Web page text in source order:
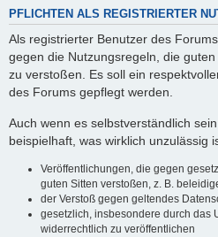
PFLICHTEN ALS REGISTRIERTER
Als registrierter Benutzer des
gegen die Nutzungsregeln, die
zu verstoßen. Es soll ein
des Forums gepflegt werden.
Auch wenn es selbstverständlich
beispielhaft, was wirklich unzulässig
Veröffentlichungen, die gegen
guten Sitten verstoßen, z. B.
der Verstoß gegen geltendes
gesetzlich, insbesondere durch das
widerrechtlich zu veröffentlichen